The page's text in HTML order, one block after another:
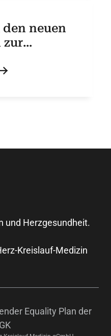
neuen
zur
und Herzgesundheit.
Kreislauf-Medizin
Equality Plan der